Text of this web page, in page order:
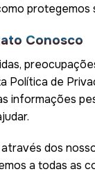
protegemos
Conosco
Política de
informações
dos
a todas as